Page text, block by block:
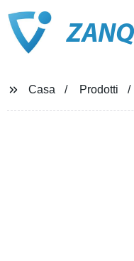
Casa Prodotti